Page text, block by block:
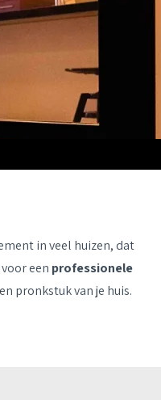
in veel huizen, dat
een professionele
pronkstuk van je huis.